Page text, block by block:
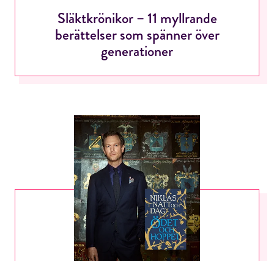
RÖSTA
Jag accepterar villkoren.
RÖSTA
ÅNGRA OCH STÄNG
Släktkrönikor – 11 myllrande
berättelser som spänner över
generationer